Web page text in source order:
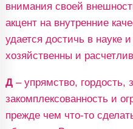
внимания своей
акцент на внутренние
удается достичь в науке
хозяйственны и
Д– упрямство, гордость,
закомплексованность и
прежде чем что-то